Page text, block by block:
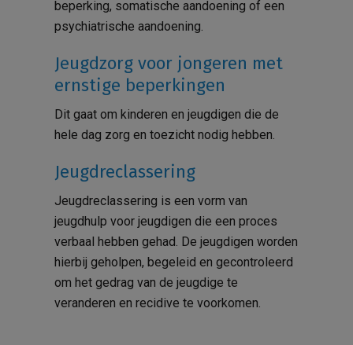
beperking, somatische aandoening of een
psychiatrische aandoening.
Jeugdzorg voor jongeren met
ernstige beperkingen
Dit gaat om kinderen en jeugdigen die de
hele dag zorg en toezicht nodig hebben.
Jeugdreclassering
Jeugdreclassering is een vorm van
jeugdhulp voor jeugdigen die een proces
verbaal hebben gehad. De jeugdigen worden
hierbij geholpen, begeleid en gecontroleerd
om het gedrag van de jeugdige te
veranderen en recidive te voorkomen.